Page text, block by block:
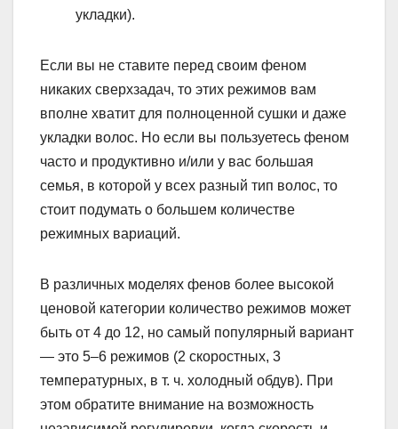
укладки).
Если вы не ставите перед своим феном
никаких сверхзадач, то этих режимов вам
вполне хватит для полноценной сушки и даже
укладки волос. Но если вы пользуетесь феном
часто и продуктивно и/или у вас большая
семья, в которой у всех разный тип волос, то
стоит подумать о большем количестве
режимных вариаций.
В различных моделях фенов более высокой
ценовой категории количество режимов может
быть от 4 до 12, но самый популярный вариант
— это 5–6 режимов (2 скоростных, 3
температурных, в т. ч. холодный обдув). При
этом обратите внимание на возможность